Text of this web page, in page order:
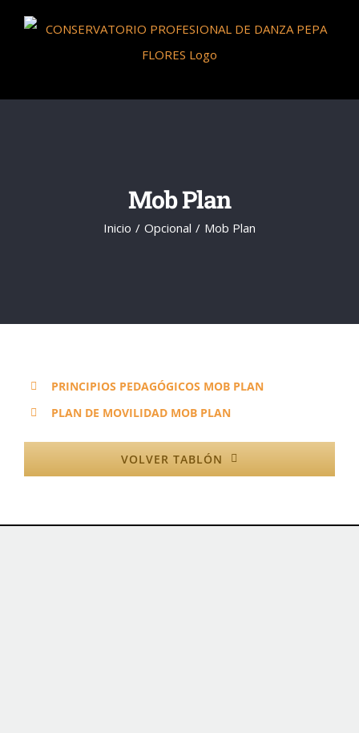
Saltar
Mob Plan
Inicio Opcional Mob Plan
PRINCIPIOS PEDAGÓGICOS MOB PLAN
PLAN DE MOVILIDAD MOB PLAN
VOLVER TABLÓN